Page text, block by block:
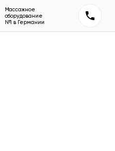
Массажное
оборудование
№1 в Германии